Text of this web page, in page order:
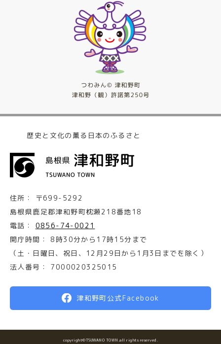
歴史と文化の薫る日本のふるさと
住所：
〒699-5292
島根県鹿足郡津和野町枕瀬218番地18
電話：
0856-74-0021
開庁時間：
8時30分から17時15分まで
（土・日曜日、祝日、12月29日から1月3日までを除く）
法人番号：
7000020325015
津和野町公式Facebook
copyright©TSUWANO TOWN.all rights reserved.